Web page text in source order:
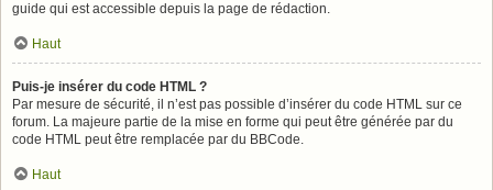
guide qui est accessible depuis la page de rédaction.
Haut
Puis-je insérer du code HTML ?
Par mesure de sécurité, il n’est pas possible d’insérer du code HTML sur ce
forum. La majeure partie de la mise en forme qui peut être générée par du
code HTML peut être remplacée par du BBCode.
Haut